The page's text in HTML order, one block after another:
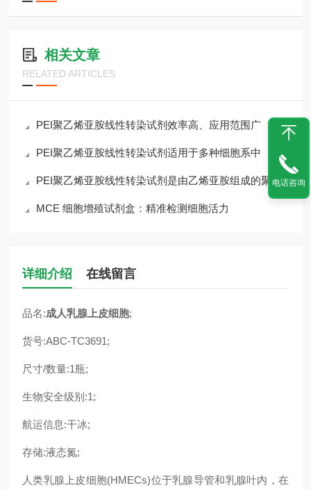
相关文章
RELATED ARTICLES
PEI聚乙烯亚胺线性转染试剂效率高、应用范围广
PEI聚乙烯亚胺线性转染试剂适用于多种细胞系中
PEI聚乙烯亚胺线性转染试剂是由乙烯亚胺组成的聚合物
MCE 细胞增殖试剂盒：精准检测细胞活力
详细介绍 在线留言
品名:成人乳腺上皮细胞;
货号:ABC-TC3691;
尺寸/数量:1瓶;
生物安全级别:1;
航运信息:干冰;
存储:液态氮;
人类乳腺上皮细胞(HMECs)位于乳腺导管和乳腺叶内，在
电话咨询